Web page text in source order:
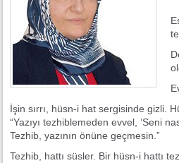
İşin sırrı, hüsn-i hat sergisinde gizli.
“Yazıyı tezhiblemeden evvel, ’Seni
Tezhib, yazının önüne geçmesin.”
Tezhib, hattı süsler. Bir hüsn-i hattı